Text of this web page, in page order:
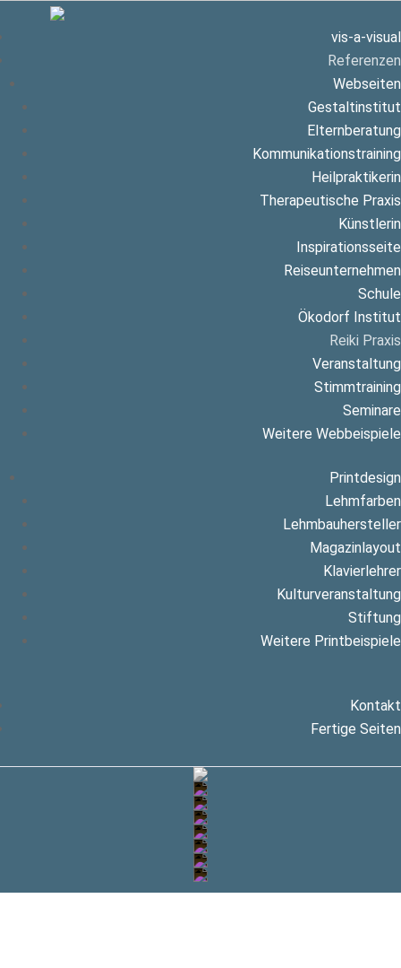
vis-a-visual
Referenzen
Webseiten
Gestaltinstitut
Elternberatung
Kommunikationstraining
Heilpraktikerin
Therapeutische Praxis
Künstlerin
Inspirationsseite
Reiseunternehmen
Schule
Ökodorf Institut
Reiki Praxis
Veranstaltung
Stimmtraining
Seminare
Weitere Webbeispiele
Printdesign
Lehmfarben
Lehmbauhersteller
Magazinlayout
Klavierlehrer
Kulturveranstaltung
Stiftung
Weitere Printbeispiele
Kontakt
Fertige Seiten